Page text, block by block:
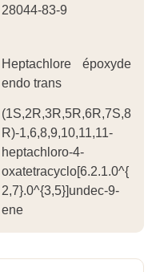
28044-83-9
Heptachlore époxyde
endo trans
(1S,2R,3R,5R,6R,7S,8
R)-1,6,8,9,10,11,11-
heptachloro-4-
oxatetracyclo[6.2.1.0^{
2,7}.0^{3,5}]undec-9-
ene